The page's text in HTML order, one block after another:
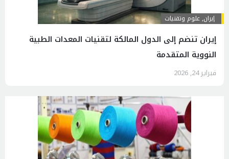
إيران,علوم وتقنيات
إيران تنضم إلى الدول المالكة لتقنيات المعدات الطبية
النووية المتقدمة
فبراير 24, 2026